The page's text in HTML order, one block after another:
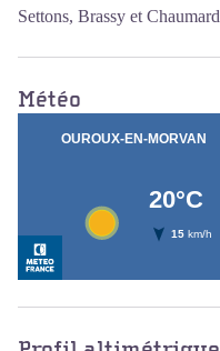
Settons, Brassy et Chaumard
Météo